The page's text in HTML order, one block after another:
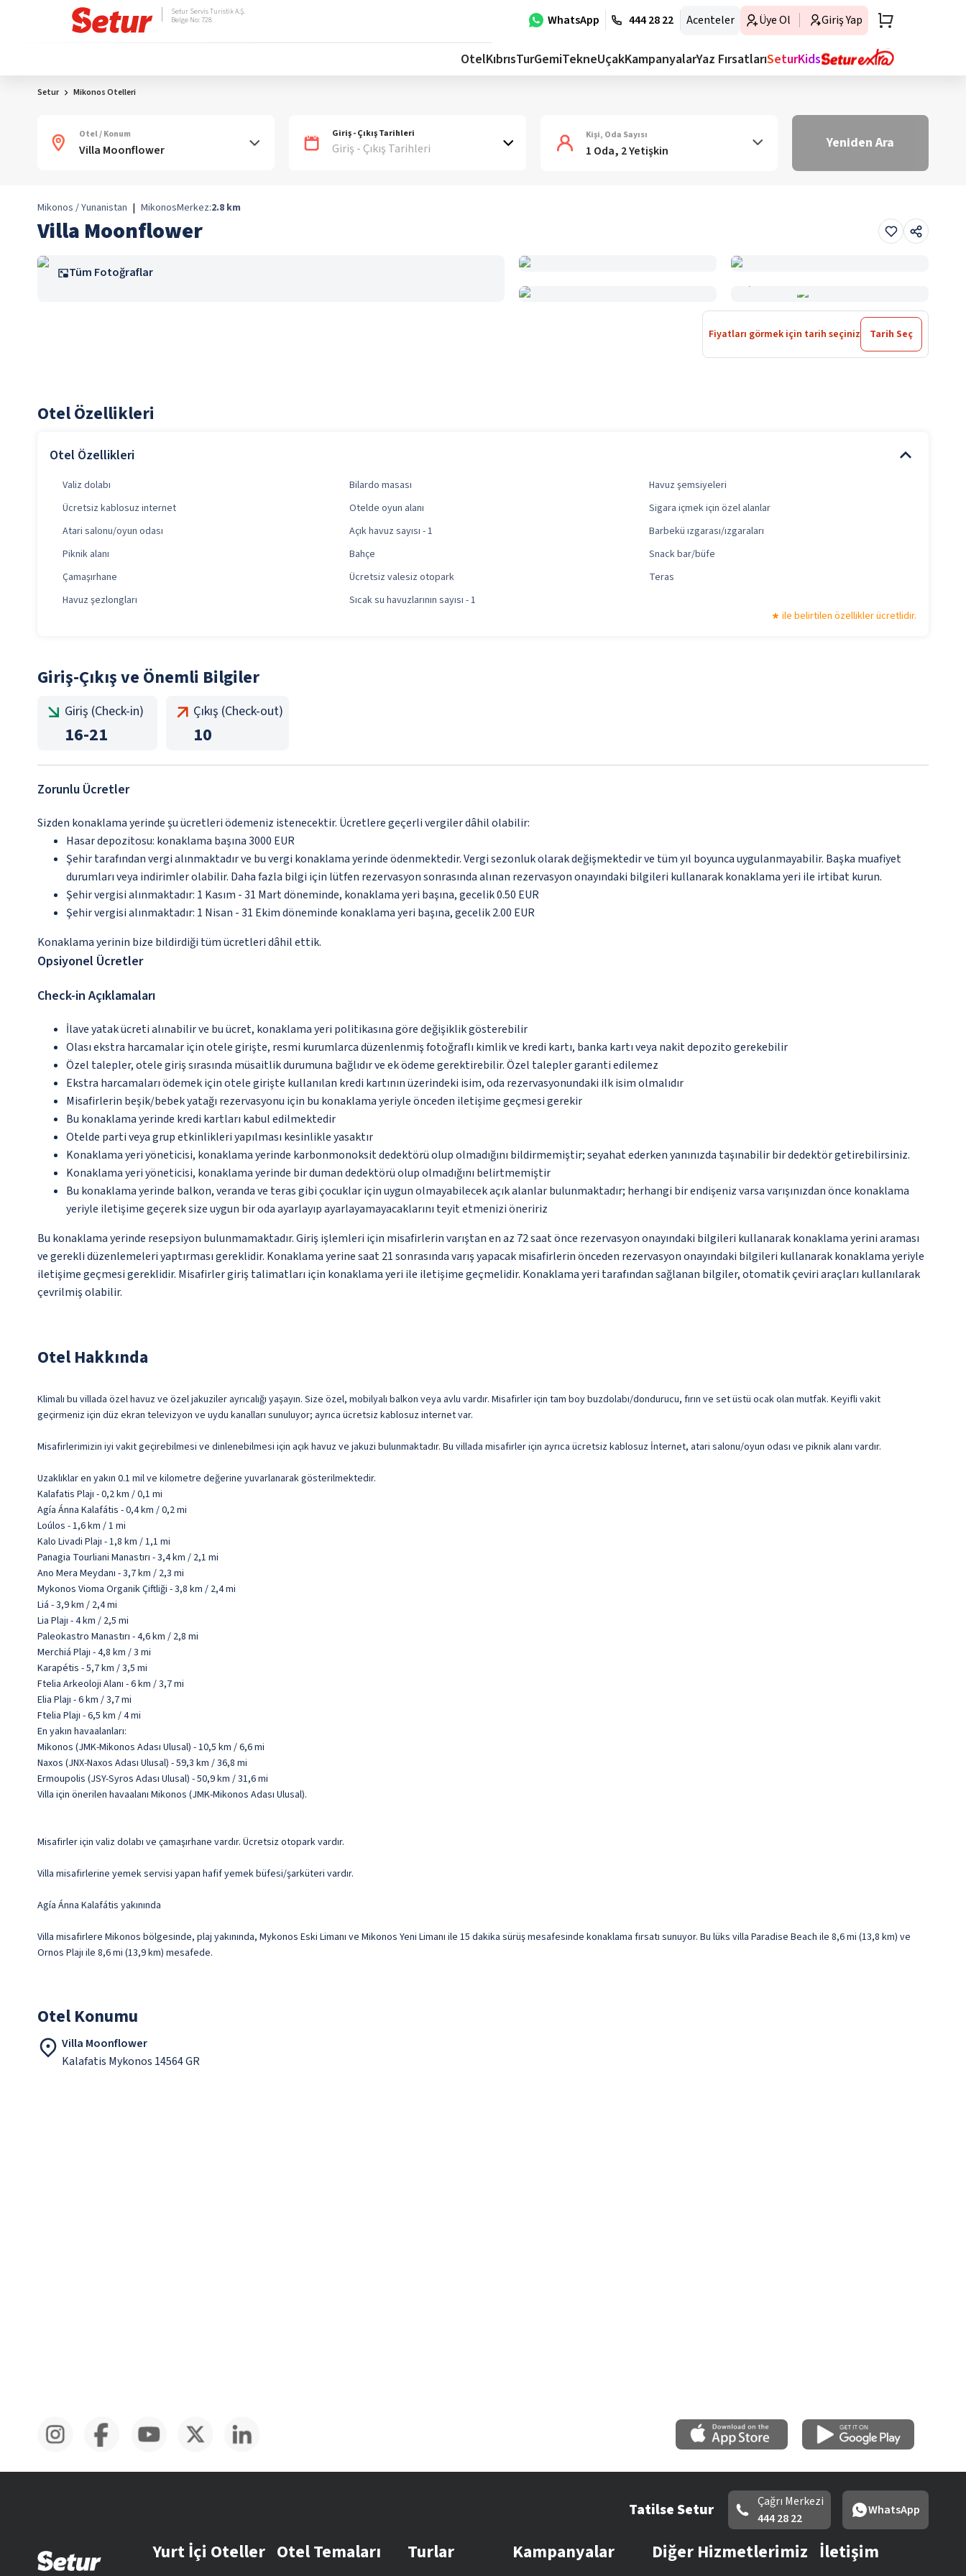
WhatsApp 444 28 22 Acenteler Üye Ol Giriş Yap
Setur Servis Turistik A.Ş.
Belge No: 728
OtelKıbrısTurGemiTekneUçakKampanyalarYaz FırsatlarıSeturKids
Setur Mikonos Otelleri
Otel / Konum Giriş - Çıkış Tarihleri
Giriş - Çıkış Tarihleri
Kişi, Oda Sayısı
1 Oda, 2 Yetişkin Yeniden Ara
Mikonos / Yunanistan | MikonosMerkez:2.8 km
Villa Moonflower
Tüm Fotoğraflar
Fiyatları görmek için tarih seçiniz Tarih Seç
Otel Özellikleri
Otel Özellikleri
Valiz dolabı Bilardo masası
Havuz şemsiyeleri
Ücretsiz kablosuz internet
Otelde oyun alanı
Sigara içmek için özel alanlar
Atari salonu/oyun odası
Açık havuz sayısı - 1
Barbekü ızgarası/ızgaraları
Piknik alanı
Bahçe
Snack bar/büfe
Çamaşırhane
Ücretsiz valesiz otopark
Teras
Havuz şezlongları
Sıcak su havuzlarının sayısı - 1
ile belirtilen özellikler ücretlidir.
Giriş-Çıkış ve Önemli Bilgiler
Giriş (Check-in)
16-21
Çıkış (Check-out)
10
Zorunlu Ücretler
Sizden konaklama yerinde şu ücretleri ödemeniz istenecektir. Ücretlere geçerli vergiler dâhil olabilir:
Hasar depozitosu: konaklama başına 3000 EUR
Şehir tarafından vergi alınmaktadır ve bu vergi konaklama yerinde ödenmektedir. Vergi sezonluk olarak değişmektedir ve tüm yıl boyunca uygulanmayabilir. Başka muafiyet
durumları veya indirimler olabilir. Daha fazla bilgi için lütfen rezervasyon sonrasında alınan rezervasyon onayındaki bilgileri kullanarak konaklama yeri ile irtibat kurun.
Şehir vergisi alınmaktadır: 1 Kasım - 31 Mart döneminde, konaklama yeri başına, gecelik 0.50 EUR
Şehir vergisi alınmaktadır: 1 Nisan - 31 Ekim döneminde konaklama yeri başına, gecelik 2.00 EUR
Konaklama yerinin bize bildirdiği tüm ücretleri dâhil ettik.
Opsiyonel Ücretler
Check-in Açıklamaları
İlave yatak ücreti alınabilir ve bu ücret, konaklama yeri politikasına göre değişiklik gösterebilir
Olası ekstra harcamalar için otele girişte, resmi kurumlarca düzenlenmiş fotoğraflı kimlik ve kredi kartı, banka kartı veya nakit depozito gerekebilir
Özel talepler, otele giriş sırasında müsaitlik durumuna bağlıdır ve ek ödeme gerektirebilir. Özel talepler garanti edilemez
Ekstra harcamaları ödemek için otele girişte kullanılan kredi kartının üzerindeki isim, oda rezervasyonundaki ilk isim olmalıdır
Misafirlerin beşik/bebek yatağı rezervasyonu için bu konaklama yeriyle önceden iletişime geçmesi gerekir
Bu konaklama yerinde kredi kartları kabul edilmektedir
Otelde parti veya grup etkinlikleri yapılması kesinlikle yasaktır
Konaklama yeri yöneticisi, konaklama yerinde karbonmonoksit dedektörü olup olmadığını bildirmemiştir; seyahat ederken yanınızda taşınabilir bir dedektör getirebilirsiniz.
Konaklama yeri yöneticisi, konaklama yerinde bir duman dedektörü olup olmadığını belirtmemiştir
Bu konaklama yerinde balkon, veranda ve teras gibi çocuklar için uygun olmayabilecek açık alanlar bulunmaktadır; herhangi bir endişeniz varsa varışınızdan önce konaklama
yeriyle iletişime geçerek size uygun bir oda ayarlayıp ayarlayamayacaklarını teyit etmenizi öneririz
Bu konaklama yerinde resepsiyon bulunmamaktadır. Giriş işlemleri için misafirlerin varıştan en az 72 saat önce rezervasyon onayındaki bilgileri kullanarak konaklama yerini araması
ve gerekli düzenlemeleri yaptırması gereklidir. Konaklama yerine saat 21 sonrasında varış yapacak misafirlerin önceden rezervasyon onayındaki bilgileri kullanarak konaklama yeriyle
iletişime geçmesi gereklidir. Misafirler giriş talimatları için konaklama yeri ile iletişime geçmelidir. Konaklama yeri tarafından sağlanan bilgiler, otomatik çeviri araçları kullanılarak
çevrilmiş olabilir.
Otel Hakkında
Klimalı bu villada özel havuz ve özel jakuziler ayrıcalığı yaşayın. Size özel, mobilyalı balkon veya avlu vardır. Misafirler için tam boy buzdolabı/dondurucu, fırın ve set üstü ocak olan mutfak. Keyifli vakit
geçirmeniz için düz ekran televizyon ve uydu kanalları sunuluyor; ayrıca ücretsiz kablosuz internet var.
Misafirlerimizin iyi vakit geçirebilmesi ve dinlenebilmesi için açık havuz ve jakuzi bulunmaktadır. Bu villada misafirler için ayrıca ücretsiz kablosuz İnternet, atari salonu/oyun odası ve piknik alanı vardır.
Uzaklıklar en yakın 0.1 mil ve kilometre değerine yuvarlanarak gösterilmektedir.
Kalafatis Plajı - 0,2 km / 0,1 mi
Agía Ánna Kalafátis - 0,4 km / 0,2 mi
Loúlos - 1,6 km / 1 mi
Kalo Livadi Plajı - 1,8 km / 1,1 mi
Panagia Tourliani Manastırı - 3,4 km / 2,1 mi
Ano Mera Meydanı - 3,7 km / 2,3 mi
Mykonos Vioma Organik Çiftliği - 3,8 km / 2,4 mi
Liá - 3,9 km / 2,4 mi
Lia Plajı - 4 km / 2,5 mi
Paleokastro Manastırı - 4,6 km / 2,8 mi
Merchiá Plajı - 4,8 km / 3 mi
Karapétis - 5,7 km / 3,5 mi
Ftelia Arkeoloji Alanı - 6 km / 3,7 mi
Elia Plajı - 6 km / 3,7 mi
Ftelia Plajı - 6,5 km / 4 mi
En yakın havaalanları:
Mikonos (JMK-Mikonos Adası Ulusal) - 10,5 km / 6,6 mi
Naxos (JNX-Naxos Adası Ulusal) - 59,3 km / 36,8 mi
Ermoupolis (JSY-Syros Adası Ulusal) - 50,9 km / 31,6 mi
Villa için önerilen havaalanı Mikonos (JMK-Mikonos Adası Ulusal).
Misafirler için valiz dolabı ve çamaşırhane vardır. Ücretsiz otopark vardır.
Villa misafirlerine yemek servisi yapan hafif yemek büfesi/şarküteri vardır.
Agía Ánna Kalafátis yakınında
Villa misafirlere Mikonos bölgesinde, plaj yakınında, Mykonos Eski Limanı ve Mikonos Yeni Limanı ile 15 dakika sürüş mesafesinde konaklama fırsatı sunuyor. Bu lüks villa Paradise Beach ile 8,6 mi (13,8 km) ve
Ornos Plajı ile 8,6 mi (13,9 km) mesafede.
Otel Konumu
Villa Moonflower
Kalafatis Mykonos 14564 GR
Tatilse Setur
Çağrı Merkezi
444 28 22
WhatsApp
Yurt İçi Oteller Otel Temaları Turlar Kampanyalar Diğer Hizmetlerimiz İletişim